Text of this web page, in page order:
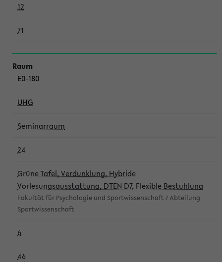
12
71
E0-180
UHG
Seminarraum
24
Grüne Tafel, Verdunklung, Hybride
Vorlesungsausstattung, DTEN D7, Flexible Bestuhlung
Fakultät für Psychologie und Sportwissenschaft / Abteilung
Sportwissenschaft
6
46